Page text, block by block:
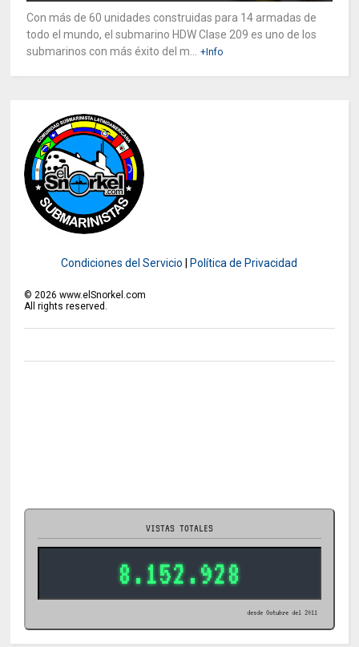
Con más de 60 unidades construidas para 14 armadas de
todo el mundo, el submarino HDW Clase 209 es uno de los
submarinos con más éxito del m...
+Info
Condiciones del Servicio Política de Privacidad
©2026 www.elSnorkel.com
All rights reserved.
VISTAS TOTALES
8.152.928
desde Octubre del 2011